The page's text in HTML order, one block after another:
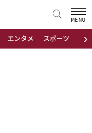
›
エンタメ スポーツ 地域
MENU